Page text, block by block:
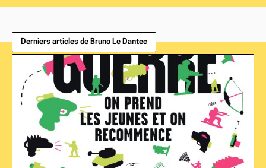
Derniers articles de Bruno Le Dantec